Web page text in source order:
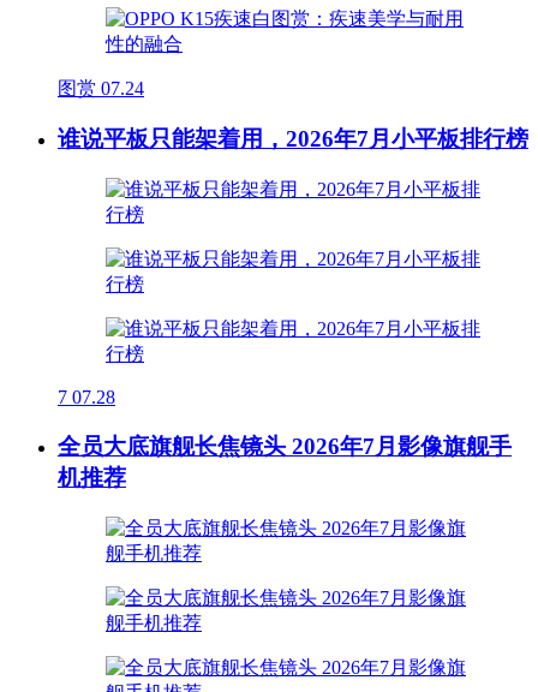
图赏 07.24
谁说平板只能架着用，2026年7月小平板排行榜
7 07.28
全员大底旗舰长焦镜头 2026年7月影像旗舰手
机推荐